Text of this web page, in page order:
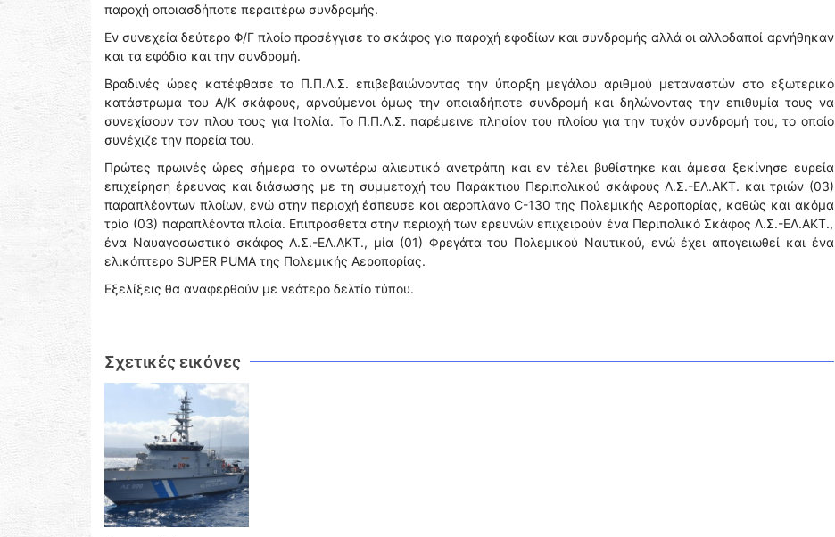
παροχή οποιασδήποτε περαιτέρω συνδρομής.
Εν συνεχεία δεύτερο Φ/Γ πλοίο προσέγγισε το σκάφος για παροχή εφοδίων και συνδρομής αλλά οι αλλοδαποί αρνήθηκαν
και τα εφόδια και την συνδρομή.
Βραδινές ώρες κατέφθασε το Π.Π.Λ.Σ. επιβεβαιώνοντας την ύπαρξη μεγάλου αριθμού μεταναστών στο εξωτερικό
κατάστρωμα του Α/Κ σκάφους, αρνούμενοι όμως την οποιαδήποτε συνδρομή και δηλώνοντας την επιθυμία τους να
συνεχίσουν τον πλου τους για Ιταλία. Το Π.Π.Λ.Σ. παρέμεινε πλησίον του πλοίου για την τυχόν συνδρομή του, το οποίο
συνέχιζε την πορεία του.
Πρώτες πρωινές ώρες σήμερα το ανωτέρω αλιευτικό ανετράπη και εν τέλει βυθίστηκε και άμεσα ξεκίνησε ευρεία
επιχείρηση έρευνας και διάσωσης με τη συμμετοχή του Παράκτιου Περιπολικού σκάφους Λ.Σ.-ΕΛ.ΑΚΤ. και τριών (03)
παραπλέοντων πλοίων, ενώ στην περιοχή έσπευσε και αεροπλάνο C-130 της Πολεμικής Αεροπορίας, καθώς και ακόμα
τρία (03) παραπλέοντα πλοία. Επιπρόσθετα στην περιοχή των ερευνών επιχειρούν ένα Περιπολικό Σκάφος Λ.Σ.-ΕΛ.ΑΚΤ.,
ένα Ναυαγοσωστικό σκάφος Λ.Σ.-ΕΛ.ΑΚΤ., μία (01) Φρεγάτα του Πολεμικού Ναυτικού, ενώ έχει απογειωθεί και ένα
ελικόπτερο SUPER PUMA της Πολεμικής Αεροπορίας.
Εξελίξεις θα αναφερθούν με νεότερο δελτίο τύπου.
Σχετικές εικόνες